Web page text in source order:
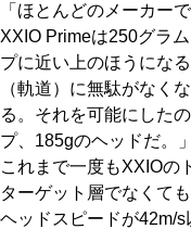
「ほとんどのメーカー
XXIO Primeは250グラ
プに近い上のほうにな
（軌道）に無駄がなく
る。それを可能にした
プ、185gのヘッドだ。」
これまで一度もXXIOの
ターゲット層でなくて
ヘッドスピードが42m/